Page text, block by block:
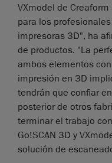
VXmodel de
para los
impresoras 3D", ha
de productos. "La
ambos elementos
impresión en 3D
tendrán que confiar
posterior de otros
terminar el trabajo
Go!SCAN 3D y
solución de